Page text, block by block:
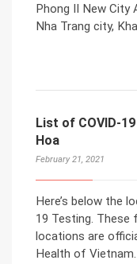
Phong II New City
Nha Trang city,
List of COVID-
Hoa
February 21, 2021
Here’s below the
19 Testing. These
locations are
Health of Vietnam.